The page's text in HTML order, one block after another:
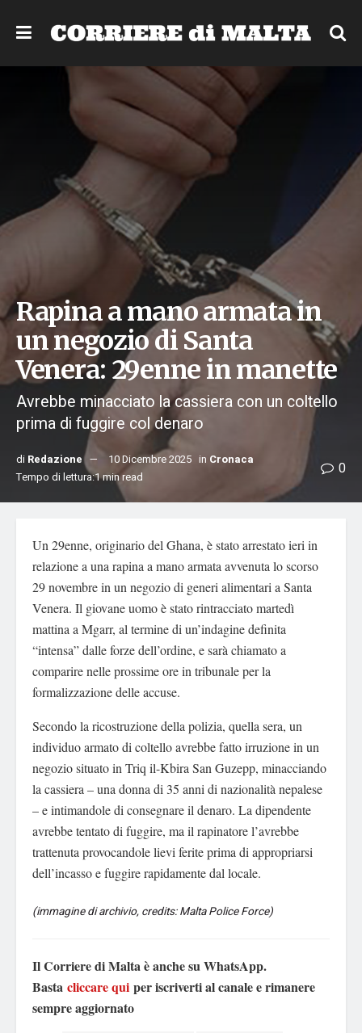
Rapina a mano armata in
un negozio di Santa
Venera: 29enne in manette
Avrebbe minacciato la cassiera con un coltello
prima di fuggire col denaro
di Redazione 10 Dicembre 2025 in Cronaca
Tempo di lettura:1 min read
0
Un 29enne, originario del Ghana, è stato arrestato ieri in
relazione a una rapina a mano armata avvenuta lo scorso
29 novembre in un negozio di generi alimentari a Santa
Venera. Il giovane uomo è stato rintracciato martedì
mattina a Mgarr, al termine di un’indagine definita
“intensa” dalle forze dell’ordine, e sarà chiamato a
comparire nelle prossime ore in tribunale per la
formalizzazione delle accuse.
Secondo la ricostruzione della polizia, quella sera, un
individuo armato di coltello avrebbe fatto irruzione in un
negozio situato in Triq il-Kbira San Guzepp, minacciando
la cassiera – una donna di 35 anni di nazionalità nepalese
– e intimandole di consegnare il denaro. La dipendente
avrebbe tentato di fuggire, ma il rapinatore l’avrebbe
trattenuta provocandole lievi ferite prima di appropriarsi
dell’incasso e fuggire rapidamente dal locale.
(immagine di archivio, credits: Malta Police Force)
Il Corriere di Malta è anche su WhatsApp.
Basta cliccare qui per iscriverti al canale e rimanere
sempre aggiornato